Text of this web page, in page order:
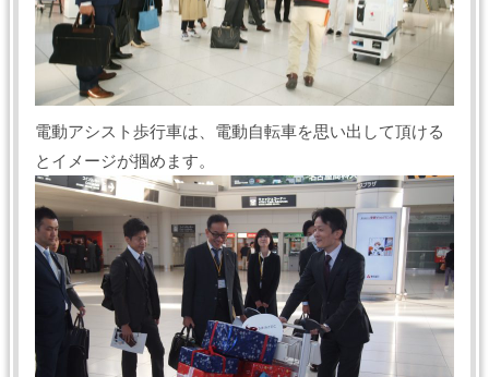
電動アシスト歩行車は、電動自転車を思い出して頂ける
とイメージが掴めます。